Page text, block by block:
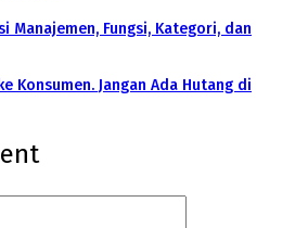
Manajemen, Fungsi, Kategori, dan
Konsumen. Jangan Ada Hutang di